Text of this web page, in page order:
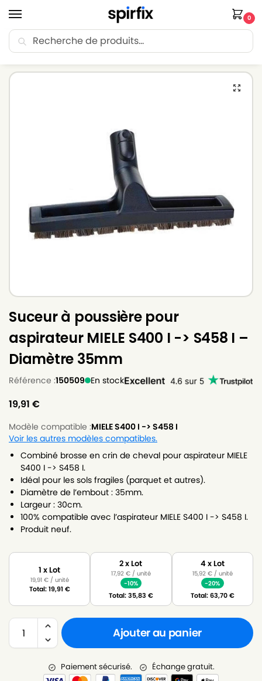
0
🚚 Livraison Point Relais offerte dès 30€ d’achat.
Suceur à poussière pour
aspirateur MIELE S400 I -> S458 I –
Diamètre 35mm
Référence :150509 En stock
19,91 €
Modèle compatible :MIELE S400 I -> S458 I
Voir les autres modèles compatibles.
Combiné brosse en crin de cheval pour aspirateur MIELE
S400 I -> S458 I.
Idéal pour les sols fragiles (parquet et autres).
Diamètre de l’embout : 35mm.
Largeur : 30cm.
100% compatible avec l’aspirateur MIELE S400 I -> S458 I.
Produit neuf.
1 x Lot
19,91 €/ unité
Total:19,91 €
2 x Lot
17,92 €/ unité
-10%
Total:35,83 €
4 x Lot
15,92 €/ unité
-20%
Total:63,70€
Ajouter au panier
Paiement sécurisé. Échange gratuit.